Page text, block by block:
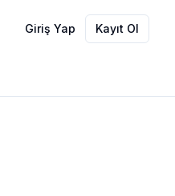
Giriş Yap Kayıt Ol